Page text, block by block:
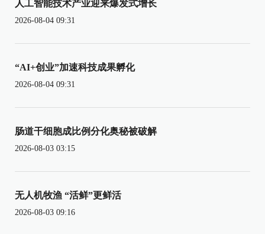
人工智能技术产业迎来爆发式增长
2026-08-04 09:31
“AI+创业”加速科技成果孵化
2026-08-04 09:31
肠道干细胞成比例分化奥秘被破解
2026-08-03 03:15
无人机牧渔 “活鲜”更鲜活
2026-08-03 09:16